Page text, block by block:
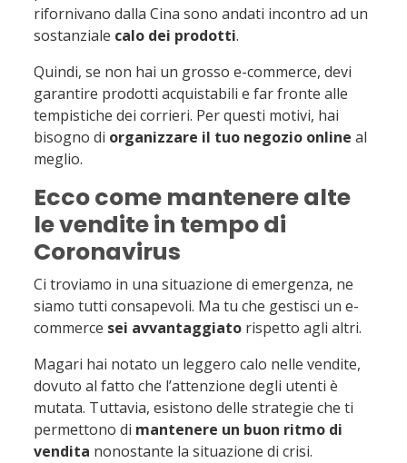
rifornivano dalla Cina sono andati incontro ad un
sostanziale calo dei prodotti.
Quindi, se non hai un grosso e-commerce, devi
garantire prodotti acquistabili e far fronte alle
tempistiche dei corrieri. Per questi motivi, hai
bisogno di organizzare il tuo negozio online al
meglio.
Ecco come mantenere alte
le vendite in tempo di
Coronavirus
Ci troviamo in una situazione di emergenza, ne
siamo tutti consapevoli. Ma tu che gestisci un e-
commerce sei avvantaggiato rispetto agli altri.
Magari hai notato un leggero calo nelle vendite,
dovuto al fatto che l’attenzione degli utenti è
mutata. Tuttavia, esistono delle strategie che ti
permettono di mantenere un buon ritmo di
vendita nonostante la situazione di crisi.